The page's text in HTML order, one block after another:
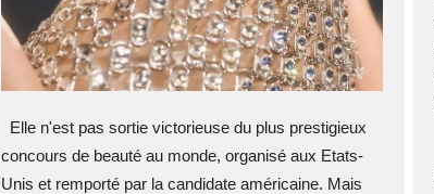
Elle n'est pas sortie victorieuse du plus prestigieux
concours de beauté au monde, organisé aux Etats-
Unis et remporté par la candidate américaine. Mais